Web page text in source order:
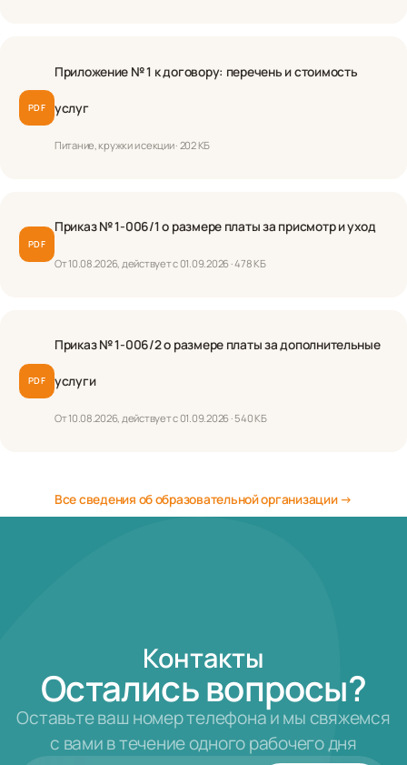
PDF
Приложение № 1 к договору: перечень и стоимость
услуг
Питание, кружки и секции · 202 КБ
PDF
Приказ № 1-006/1 о размере платы за присмотр и уход
От 10.08.2026, действует с 01.09.2026 · 478 КБ
PDF
Приказ № 1-006/2 о размере платы за дополнительные
услуги
От 10.08.2026, действует с 01.09.2026 · 540 КБ
Все сведения об образовательной организации →
Контакты
Остались вопросы?
Оставьте ваш номер телефона и мы свяжемся
с вами в течение одного рабочего дня